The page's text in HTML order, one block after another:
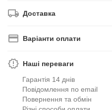
Доставка
Варіанти оплати
Наші переваги
Гарантія 14 днів
Повідомлення по email
Повернення та обмін